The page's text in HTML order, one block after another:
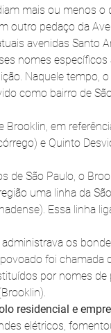
mais ou menos o
outro pedaço da
avenidas Santo
nomes
Naquele tempo,
como bairro de
Brooklin, em
e Quinto
de São Paulo, o
uma linha da
Essa linha
os
foi chamada
por nomes de
residencial e
elétricos,